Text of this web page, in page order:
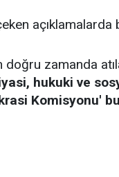
açıklamalarda
doğru zamanda
hukuki ve
Komisyonu'